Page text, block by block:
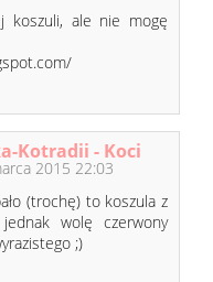
koszuli, ale nie mogę
Kotradii - Koci
2015 22:03
(trochę) to koszula z
wolę czerwony
;)